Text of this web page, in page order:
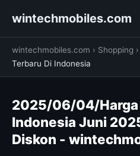
wintechmobiles.com
wintechmobiles.com › Shopping ›
Terbaru Di Indonesia
2025/06/04/Harga
Indonesia Juni
Diskon -